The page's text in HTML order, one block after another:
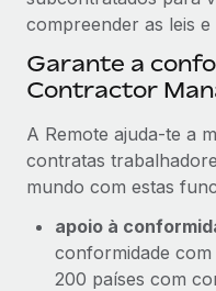
compreender as leis
Garante a
Contractor
A Remote ajuda-te a
contratas
mundo com estas
apoio à
conformidade com
200 países com